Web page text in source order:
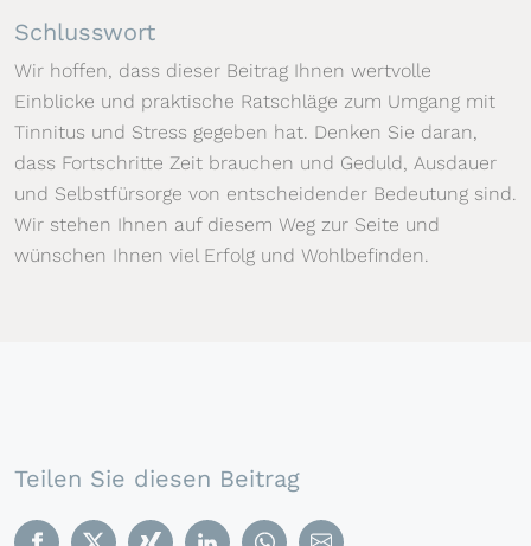
Schlusswort
Wir hoffen, dass dieser Beitrag Ihnen wertvolle
Einblicke und praktische Ratschläge zum Umgang mit
Tinnitus und Stress gegeben hat. Denken Sie daran,
dass Fortschritte Zeit brauchen und Geduld, Ausdauer
und Selbstfürsorge von entscheidender Bedeutung sind.
Wir stehen Ihnen auf diesem Weg zur Seite und
wünschen Ihnen viel Erfolg und Wohlbefinden.
Teilen Sie diesen Beitrag